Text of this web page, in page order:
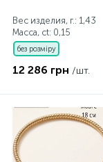
Вес изделия, г.: 1,43
Масса, ct: 0,15
без розміру
12 286 грн /шт.